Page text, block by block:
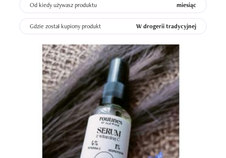
Od kiedy używasz produktu miesiąc
Gdzie został kupiony produkt W drogerii tradycyjnej